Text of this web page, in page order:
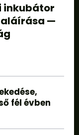
inkubátor
aláírása —
fél évben